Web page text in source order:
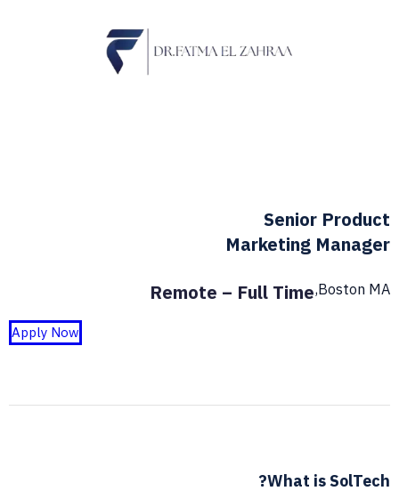
Senior Product
Marketing Manager
Boston MA,
Remote – Full Time
Apply Now
What is SolTech?